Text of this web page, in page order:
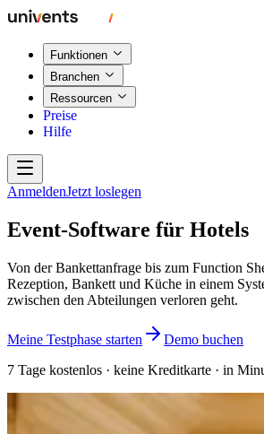
Funktionen
Branchen
Ressourcen
Preise
Hilfe
AnmeldenJetzt loslegen
Event-Software für Hotels
Von der Bankettanfrage bis zum Function
Rezeption, Bankett und Küche in einem
zwischen den Abteilungen verloren geht.
Meine Testphase starten
Demo buchen
7 Tage kostenlos · keine Kreditkarte · in